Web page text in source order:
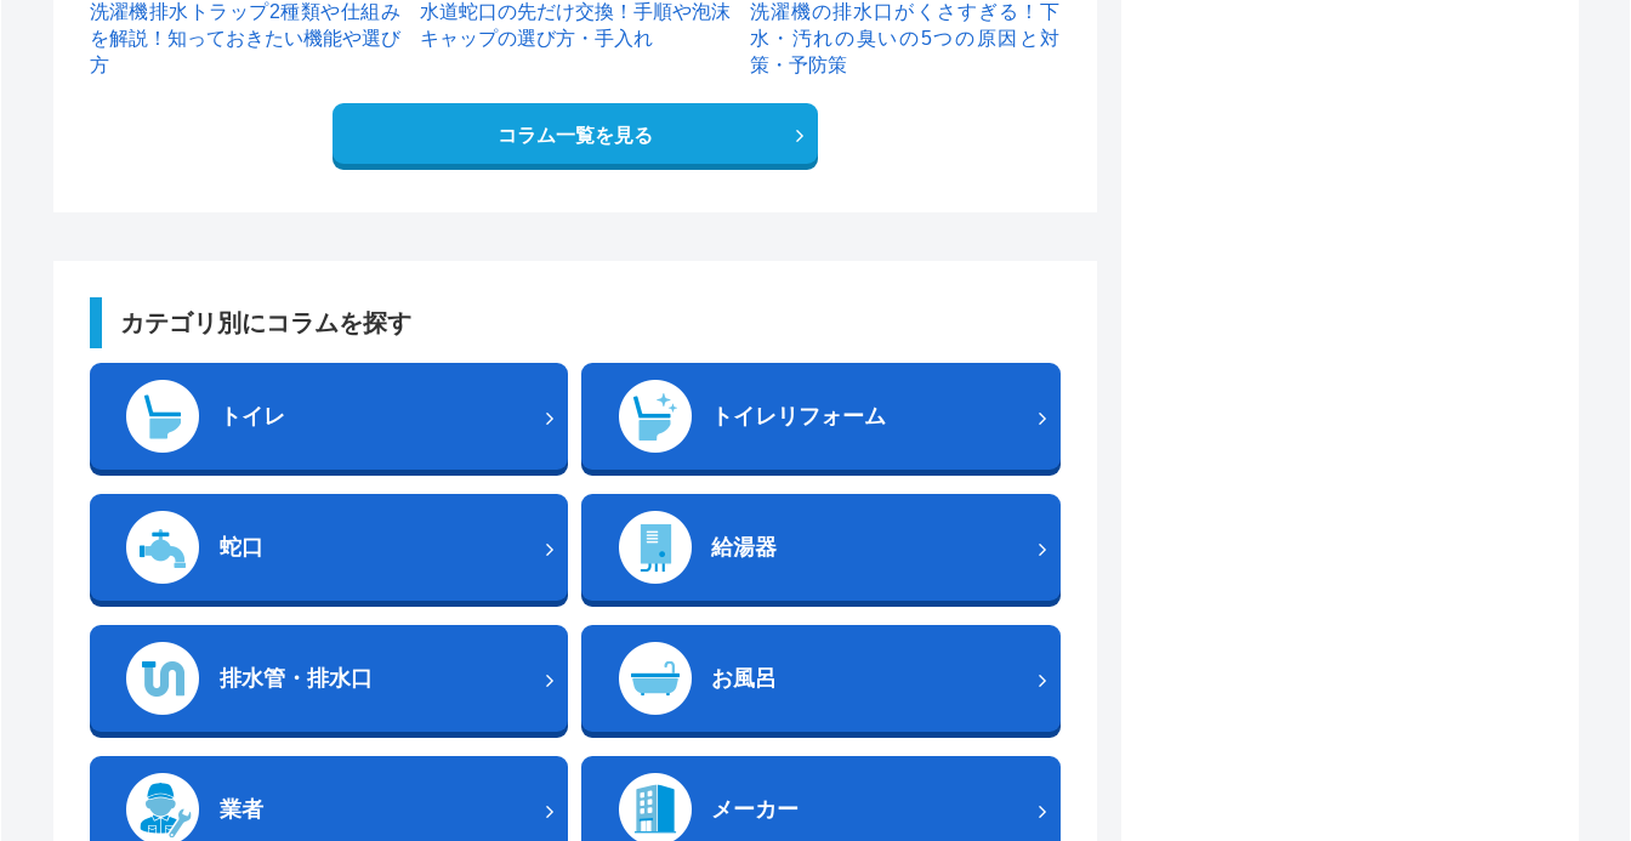
洗濯機排水トラップ2種類や仕組み
を解説！知っておきたい機能や選び
方
水道蛇口の先だけ交換！手順や泡沫
キャップの選び方・手入れ
洗濯機の排水口がくさすぎる！下
水・汚れの臭いの5つの原因と対
策・予防策
コラム一覧を見る
カテゴリ別にコラムを探す
トイレ トイレリフォーム
蛇口 給湯器
排水管・排水口 お風呂
業者 メーカー